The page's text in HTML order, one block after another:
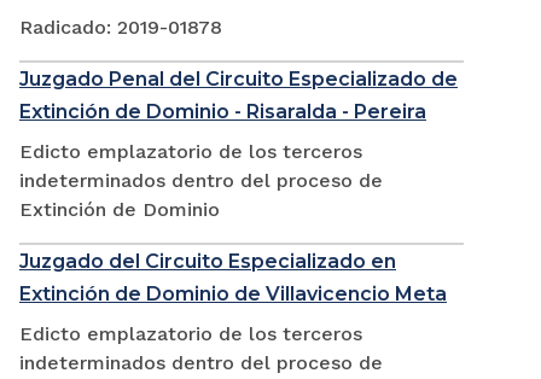
Radicado: 2019-01878
Juzgado Penal del Circuito Especializado de
Extinción de Dominio - Risaralda - Pereira
Edicto emplazatorio de los terceros
indeterminados dentro del proceso de
Extinción de Dominio
Juzgado del Circuito Especializado en
Extinción de Dominio de Villavicencio Meta
Edicto emplazatorio de los terceros
indeterminados dentro del proceso de